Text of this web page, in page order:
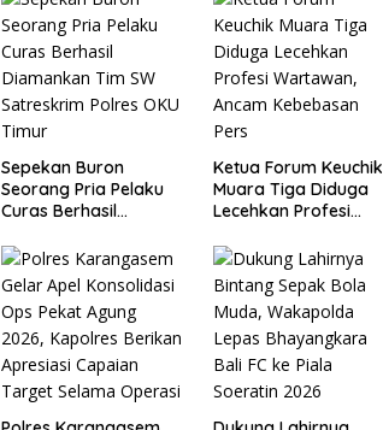
Sepekan Buron
Seorang Pria Pelaku
Curas Berhasil
Satreskrim Polres OKU
Timur
Ketua Forum Keuchik
Muara Tiga Diduga
Lecehkan Profesi
Kebebasan Pers